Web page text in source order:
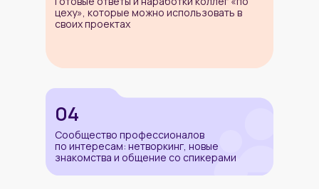
цеху», которые можно использовать в
своих проектах
04
Сообщество профессионалов
по интересам: нетворкинг, новые
знакомства и общение со спикерами
Спикеры текущей
конференции
«Оптимизация инференса LLM: как
ускорить модель, не меняя её и не
докупая железо»
Алексей Фатеев